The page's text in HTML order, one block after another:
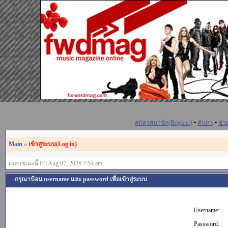
สมัครสมาชิก(Register) • ค้นหา • ช่ว
Main » เข้าสู่ระบบ(Log in)
เวลาขณะนี้ Fri Aug 07, 2026 7:54 am
กรุณาป้อน username และ password เพื่อเข้าสู่ระบบ
Username:
Password: